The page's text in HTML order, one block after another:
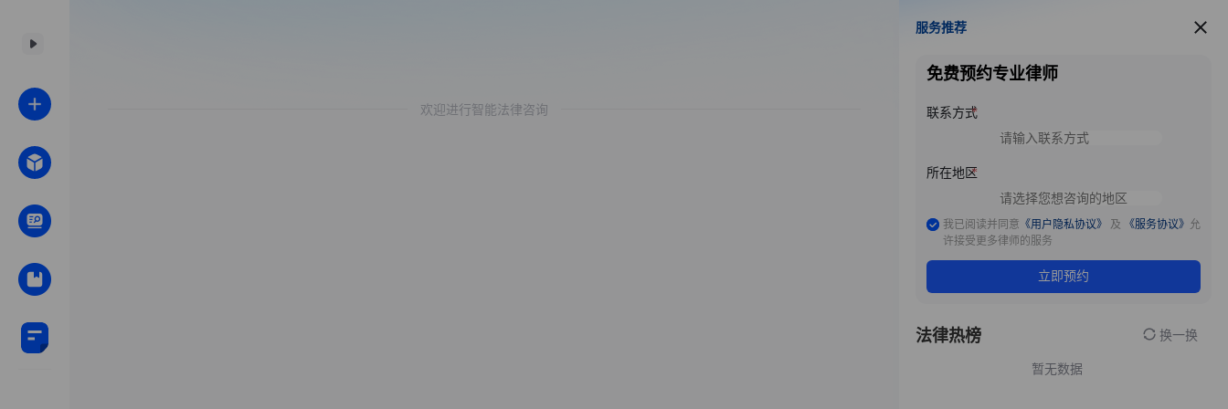
欢迎进行智能法律咨询
服务推荐
服务推荐
免费预约专业律师
联系方式
所在地区
我已阅读并同意 《用户隐私协议》 及 《服务协议》 允
许接受更多律师的服务
立即预约
法律热榜 换一换
暂无数据